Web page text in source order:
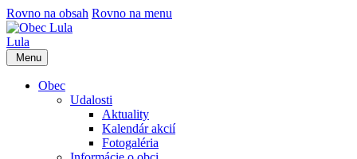
Rovno na obsah Rovno na menu
Lula
Menu
Obec
Udalosti
Aktuality
Kalendár akcií
Fotogaléria